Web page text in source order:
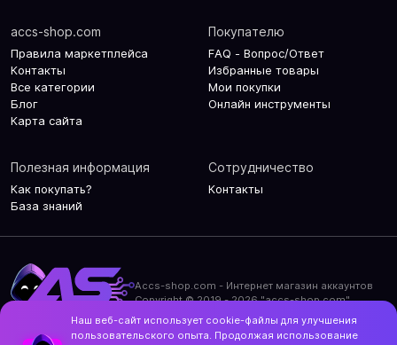
accs-shop.com
Правила маркетплейса
Контакты
Все категории
Блог
Карта сайта
Покупателю
FAQ - Вопрос/Ответ
Избранные товары
Мои покупки
Онлайн инструменты
Полезная информация
Как покупать?
База знаний
Сотрудничество
Контакты
Accs-shop.com - Интернет магазин аккаунтов
Copyright © 2019 - 2026 "accs-shop.com"
Политика использования cookie-файлов
Наш веб-сайт использует cookie-файлы для улучшения
пользовательского опыта. Продолжая использование